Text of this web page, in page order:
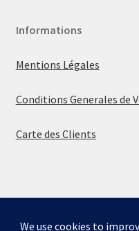
Informations
Mentions Légales
Conditions Generales de
Carte des Clients
© La boutique de Mumbly